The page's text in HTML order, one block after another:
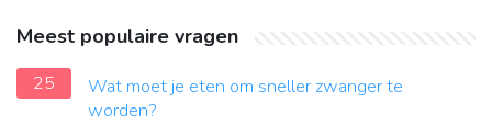
Meest populaire vragen
25
Wat moet je eten om sneller zwanger te
worden?